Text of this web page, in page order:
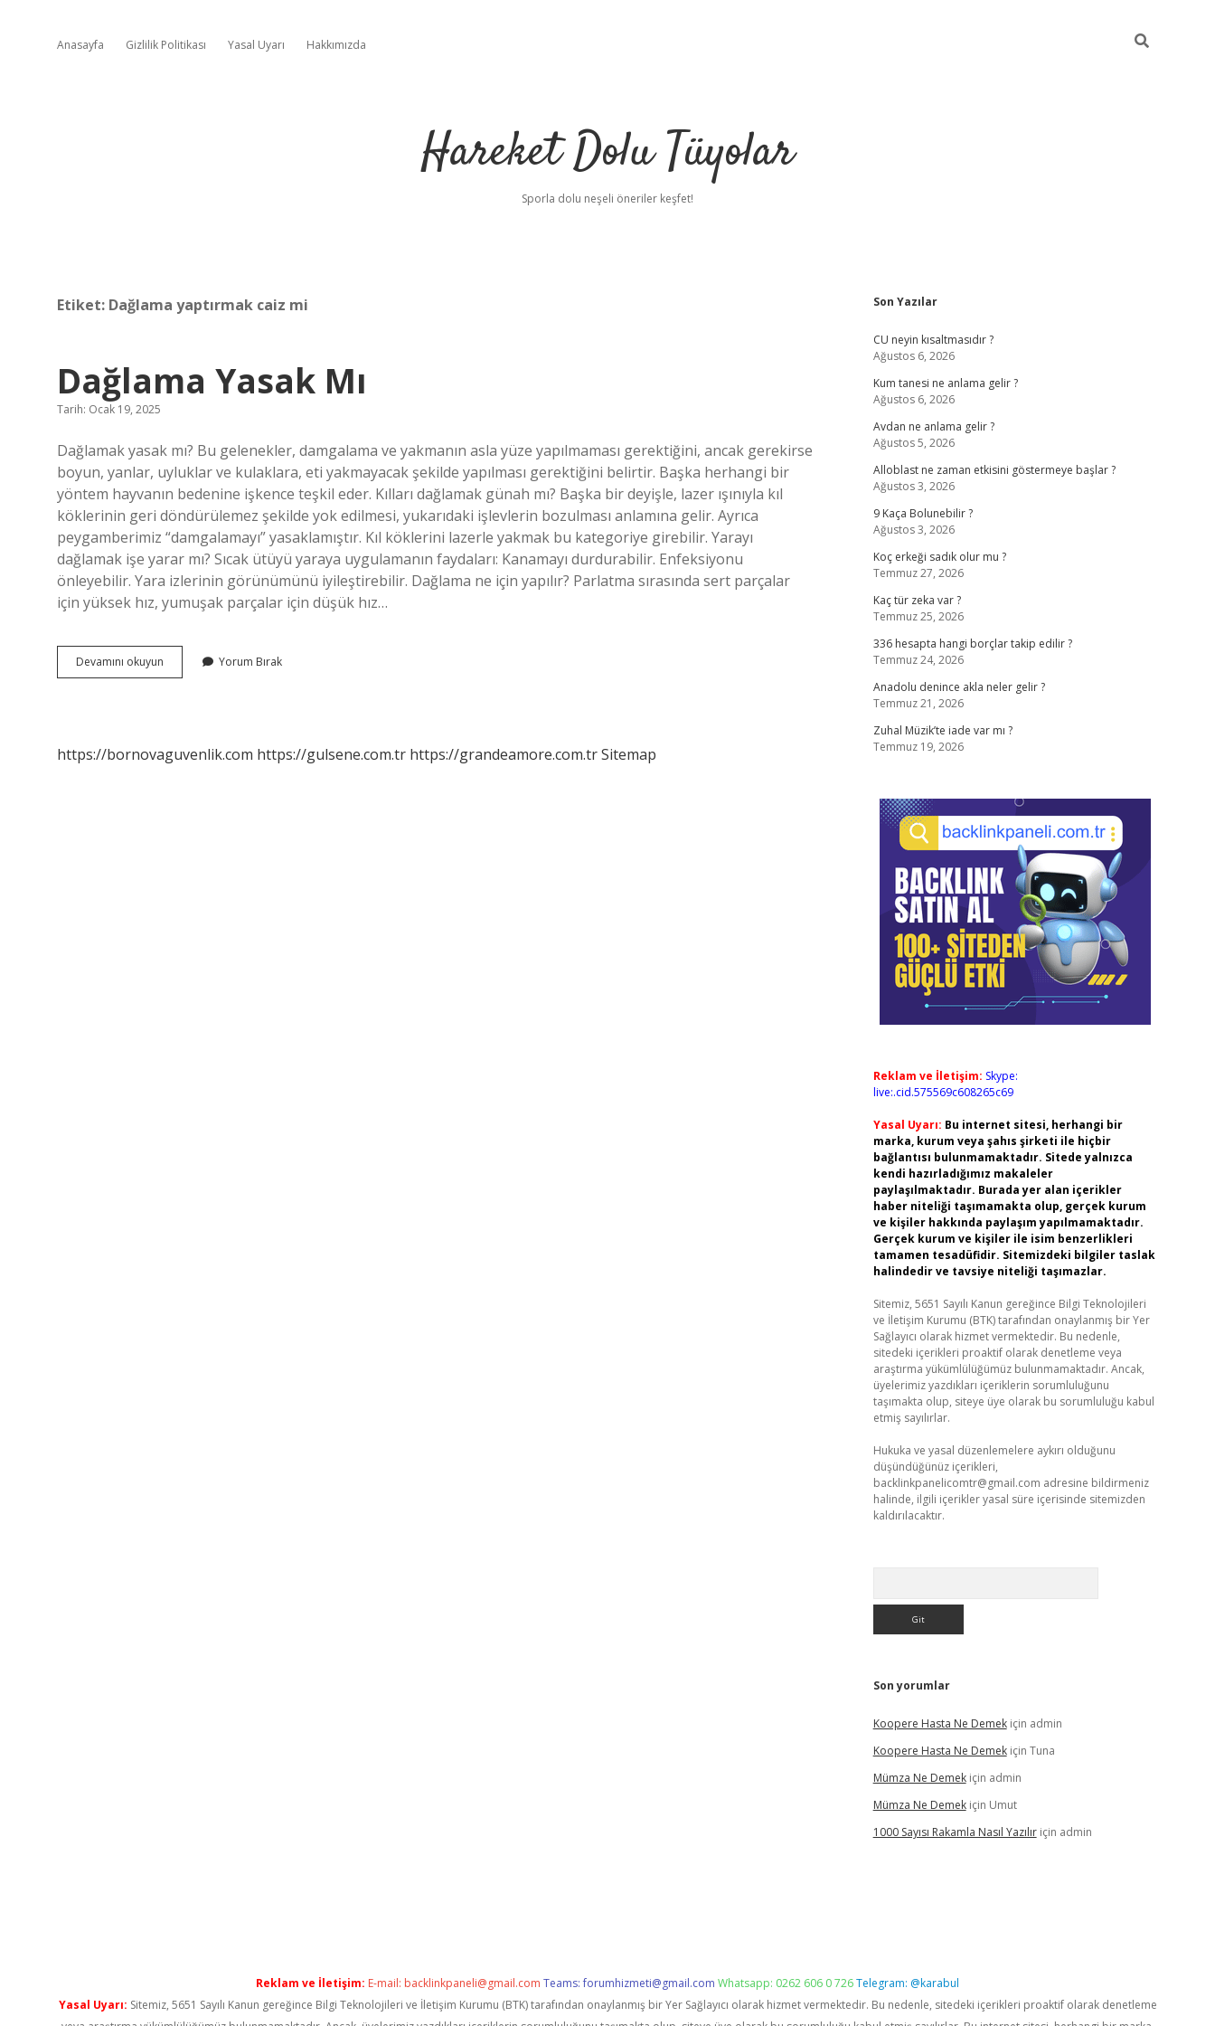
Anasayfa Gizlilik Politikası Yasal Uyarı Hakkımızda
Hareket Dolu Tüyolar
Sporla dolu neşeli öneriler keşfet!
Etiket: Dağlama yaptırmak caiz mi
Dağlama Yasak Mı
Tarih: Ocak 19, 2025
Dağlamak yasak mı? Bu gelenekler, damgalama ve yakmanın asla yüze yapılmaması gerektiğini, ancak gerekirse
boyun, yanlar, uyluklar ve kulaklara, eti yakmayacak şekilde yapılması gerektiğini belirtir. Başka herhangi bir
yöntem hayvanın bedenine işkence teşkil eder. Kılları dağlamak günah mı? Başka bir deyişle, lazer ışınıyla kıl
köklerinin geri döndürülemez şekilde yok edilmesi, yukarıdaki işlevlerin bozulması anlamına gelir. Ayrıca
peygamberimiz “damgalamayı” yasaklamıştır. Kıl köklerini lazerle yakmak bu kategoriye girebilir. Yarayı
dağlamak işe yarar mı? Sıcak ütüyü yaraya uygulamanın faydaları: Kanamayı durdurabilir. Enfeksiyonu
önleyebilir. Yara izlerinin görünümünü iyileştirebilir. Dağlama ne için yapılır? Parlatma sırasında sert parçalar
için yüksek hız, yumuşak parçalar için düşük hız…
Devamını okuyun Dağlama
Yasak
Yorum Bırak
https://bornovaguvenlik.com https://gulsene.com.tr https://grandeamore.com.trSitemap
Sidebar
Son Yazılar
CU neyin kısaltmasıdır ?
Ağustos 6, 2026
Kum tanesi ne anlama gelir ?
Ağustos 6, 2026
Avdan ne anlama gelir ?
Ağustos 5, 2026
Alloblast ne zaman etkisini göstermeye başlar ?
Ağustos 3, 2026
9 Kaça Bolunebilir ?
Ağustos 3, 2026
Koç erkeği sadık olur mu ?
Temmuz 27, 2026
Kaç tür zeka var ?
Temmuz 25, 2026
336 hesapta hangi borçlar takip edilir ?
Temmuz 24, 2026
Anadolu denince akla neler gelir ?
Temmuz 21, 2026
Zuhal Müzik’te iade var mı ?
Temmuz 19, 2026
Reklam ve İletişim: Skype:
live:.cid.575569c608265c69
Yasal Uyarı: Bu internet sitesi, herhangi bir
marka, kurum veya şahıs şirketi ile hiçbir
bağlantısı bulunmamaktadır. Sitede yalnızca
kendi hazırladığımız makaleler
paylaşılmaktadır. Burada yer alan içerikler
haber niteliği taşımamakta olup, gerçek kurum
ve kişiler hakkında paylaşım yapılmamaktadır.
Gerçek kurum ve kişiler ile isim benzerlikleri
tamamen tesadüfidir. Sitemizdeki bilgiler taslak
halindedir ve tavsiye niteliği taşımazlar.
Sitemiz, 5651 Sayılı Kanun gereğince Bilgi Teknolojileri
ve İletişim Kurumu (BTK) tarafından onaylanmış bir Yer
Sağlayıcı olarak hizmet vermektedir. Bu nedenle,
sitedeki içerikleri proaktif olarak denetleme veya
araştırma yükümlülüğümüz bulunmamaktadır. Ancak,
üyelerimiz yazdıkları içeriklerin sorumluluğunu
taşımakta olup, siteye üye olarak bu sorumluluğu kabul
etmiş sayılırlar.
Hukuka ve yasal düzenlemelere aykırı olduğunu
düşündüğünüz içerikleri,
backlinkpanelicomtr@gmail.com adresine bildirmeniz
halinde, ilgili içerikler yasal süre içerisinde sitemizden
kaldırılacaktır.
Son yorumlar
Koopere Hasta Ne Demekiçin admin
Koopere Hasta Ne Demekiçin Tuna
Mümza Ne Demekiçin admin
Mümza Ne Demekiçin Umut
1000 Sayısı Rakamla Nasıl Yazılıriçin admin
Reklam ve İletişim: E-mail: backlinkpaneli@gmail.com Teams:forumhizmeti@gmail.com Whatsapp: 0262 606 0 726Telegram: @karabul
Yasal Uyarı: Sitemiz, 5651 Sayılı Kanun gereğince Bilgi Teknolojileri ve İletişim Kurumu (BTK) tarafından onaylanmış bir Yer Sağlayıcı olarak hizmet vermektedir. Bu nedenle, sitedeki içerikleri proaktif olarak denetleme